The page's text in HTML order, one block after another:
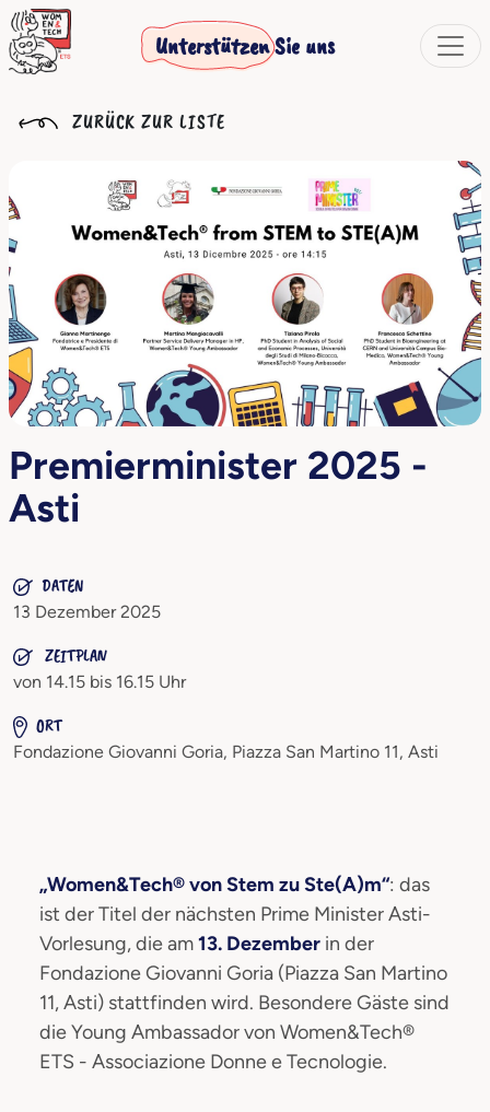
Unterstützen Sie uns
ZURÜCK ZUR LISTE
Premierminister 2025 -
Asti
DATEN
13 Dezember 2025
ZEITPLAN
von 14.15 bis 16.15 Uhr
ORT
Fondazione Giovanni Goria, Piazza San Martino 11, Asti
„Women&Tech® von Stem zu Ste(A)m“: das
ist der Titel der nächsten Prime Minister Asti-
Vorlesung, die am13. Dezember in der
Fondazione Giovanni Goria (Piazza San Martino
11, Asti) stattfinden wird. Besondere Gäste sind
die Young Ambassador von Women&Tech®
ETS - Associazione Donne e Tecnologie.